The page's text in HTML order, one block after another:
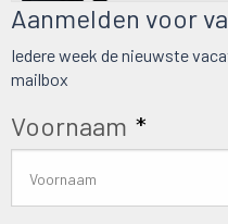
Aanmelden voor
Iedere week de nieuwste
mailbox
Voornaam *